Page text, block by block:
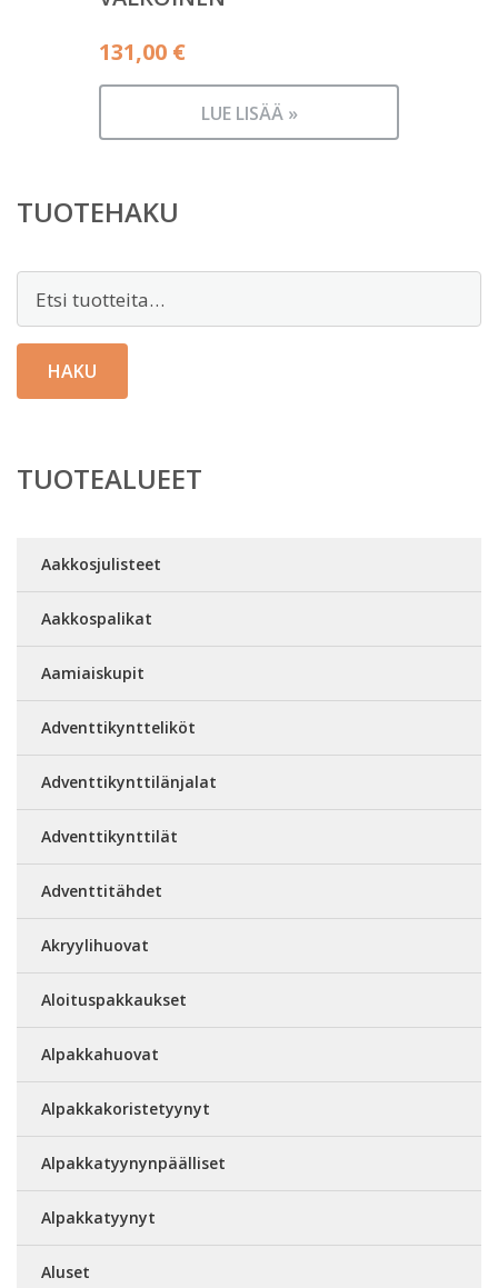
131,00 €
LUE LISÄÄ »
TUOTEHAKU
HAKU
TUOTEALUEET
Aakkosjulisteet
Aakkospalikat
Aamiaiskupit
Adventtikyntteliköt
Adventtikynttilänjalat
Adventtikynttilät
Adventtitähdet
Akryylihuovat
Aloituspakkaukset
Alpakkahuovat
Alpakkakoristetyynyt
Alpakkatyynynpäälliset
Alpakkatyynyt
Aluset